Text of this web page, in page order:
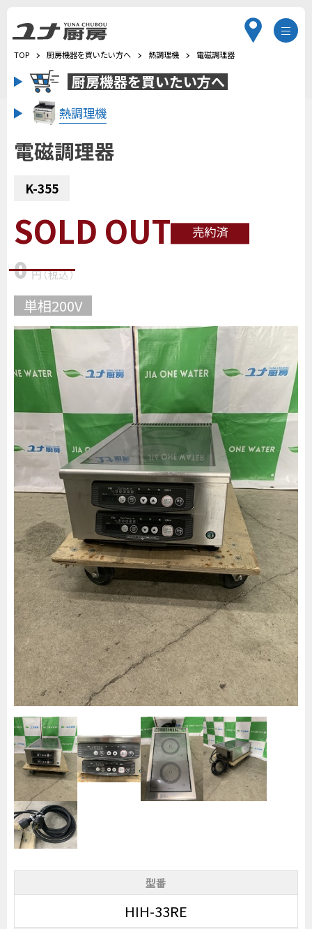
TOP 厨房機器を買いたい方へ 熱調理機 電磁調理器
厨房機器を買いたい方へ
熱調理機
電磁調理器
K-355
SOLD OUT 売約済
0 円（税込）
単相200V
型番
HIH-33RE